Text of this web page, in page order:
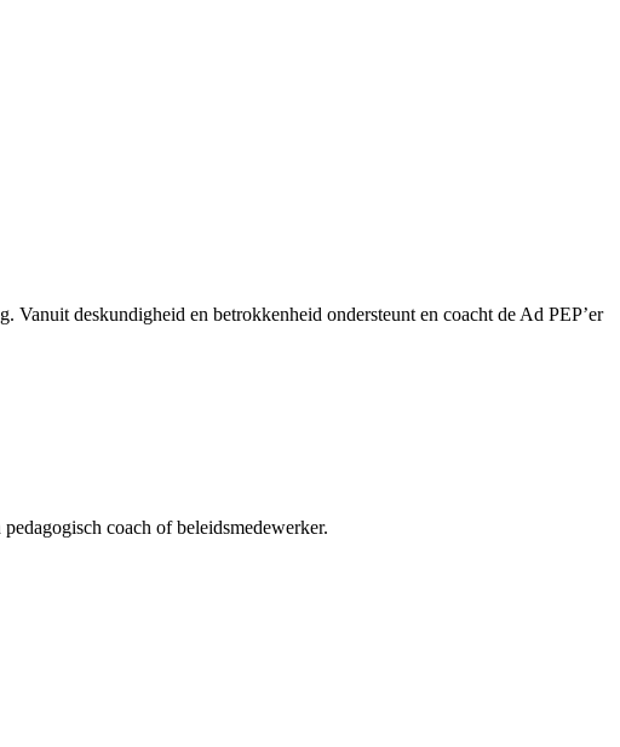
deskundigheid en betrokkenheid ondersteunt en coacht de Ad PEP’er
coach of beleidsmedewerker.